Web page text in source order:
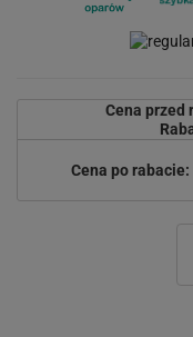
Cena przed
Cena po rabacie: